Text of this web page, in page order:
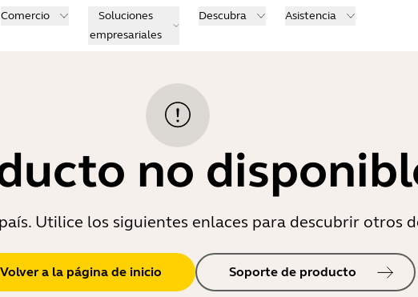
Comercio
Soluciones
empresariales
Descubra Asistencia
no
Utilice los siguientes enlaces para descubrir otros
Volver a la página de inicio Soporte de producto